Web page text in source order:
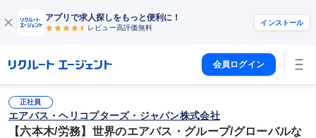
アプリで求人探しをもっと便利に！
レビュー高評価無料
インストール
会員ログイン
正社員
エアバス・ヘリコプターズ・ジャパン株式会社
【六本木/労務】世界のエアバス・グループ/グローバルな